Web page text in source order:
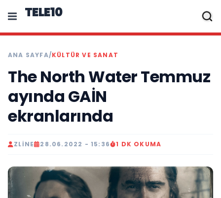
TELE10
ANA SAYFA/KÜLTÜR VE SANAT
The North Water Temmuz
ayında GAİN
ekranlarında
ZLINE 28.06.2022 - 15:36 1 DK OKUMA